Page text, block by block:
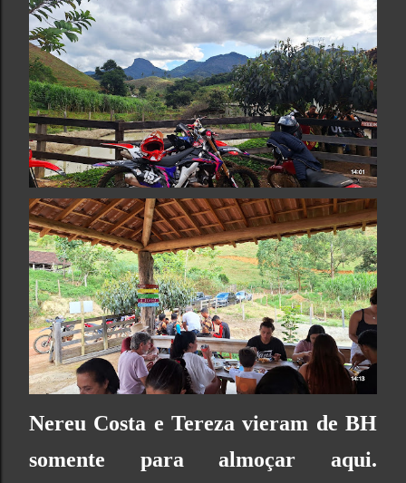
Nereu Costa e Tereza vieram de BH
somente para almoçar aqui.